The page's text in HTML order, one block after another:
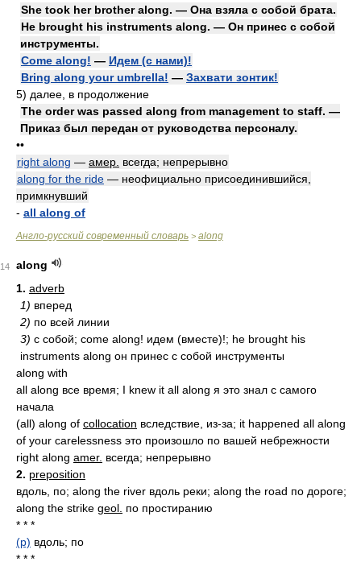
She took her brother along. — Она взяла с собой брата.
He brought his instruments along. — Он принес с собой
инструменты.
Come along! — Идем (с нами)!
Bring along your umbrella! — Захвати зонтик!
5) далее, в продолжение
The order was passed along from management to staff. —
Приказ был передан от руководства персоналу.
••
right along — амер. всегда; непрерывно
along for the ride — неофициально присоединившийся,
примкнувший
- all along of
Англо-русский современный словарь > along
14
along
1. adverb
1) вперед
2) по всей линии
3) с собой; come along! идем (вместе)!; he brought his
instruments along он принес с собой инструменты
along with
all along все время; I knew it all along я это знал с самого
начала
(all) along of collocation вследствие, из-за; it happened all along
of your carelessness это произошло по вашей небрежности
right along amer. всегда; непрерывно
2. preposition
вдоль, по; along the river вдоль реки; along the road по дороге;
along the strike geol. по простиранию
* * *
(p) вдоль; по
* * *